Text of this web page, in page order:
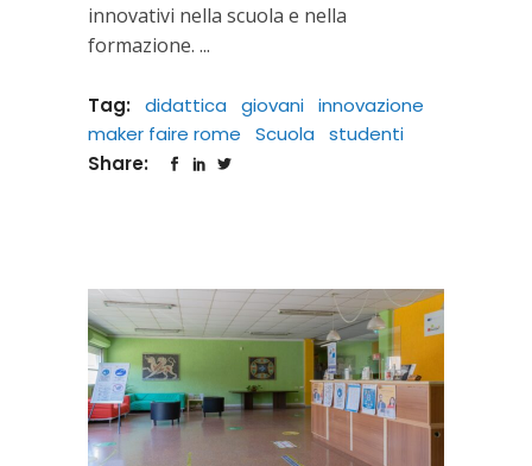
innovativi nella scuola e nella
formazione.
Tag: didattica giovani innovazione
maker faire rome
Scuola
studenti
Share: